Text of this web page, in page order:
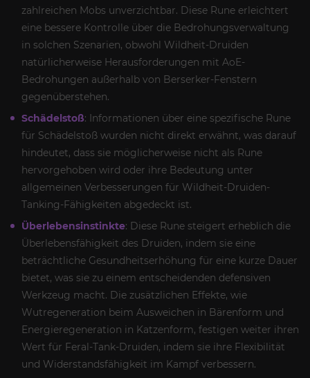
zahlreichen Mobs unverzichtbar. Diese Rune erleichtert
eine bessere Kontrolle über die Bedrohungsverwaltung
in solchen Szenarien, obwohl Wildheit-Druiden
natürlicherweise Herausforderungen mit AoE-
Bedrohungen außerhalb von Berserker-Fenstern
gegenüberstehen.
Schädelstoß: Informationen über eine spezifische Rune
für Schädelstoß wurden nicht direkt erwähnt, was darauf
hindeutet, dass sie möglicherweise nicht als Rune
hervorgehoben wird oder ihre Bedeutung unter
allgemeinen Verbesserungen für Wildheit-Druiden-
Tanking-Fähigkeiten abgedeckt ist.
Überlebensinstinkte: Diese Rune steigert erheblich die
Überlebensfähigkeit des Druiden, indem sie eine
beträchtliche Gesundheitserhöhung für eine kurze Dauer
bietet, was sie zu einem entscheidenden defensiven
Werkzeug macht. Die zusätzlichen Effekte, wie
Wutregeneration beim Ausweichen in Bärenform und
Energieregeneration in Katzenform, festigen weiter ihren
Wert für Feral-Tank-Druiden, indem sie ihre Flexibilität
und Widerstandsfähigkeit im Kampf verbessern.